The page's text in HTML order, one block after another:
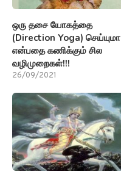
ஒரு தசை யோகத்தை
(Direction Yoga) செய்யுமா
என்பதை கணிக்கும் சில
வழிமுறைகள்!!!
26/09/2021